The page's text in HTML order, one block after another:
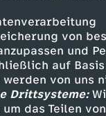
von
und
auf
von uns
Drittsysteme:
das Teilen
auf Sylt